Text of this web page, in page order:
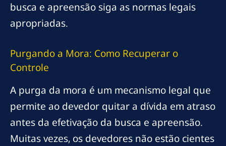
busca e apreensão siga as normas legais
apropriadas.
Purgando a Mora: Como Recuperar o
Controle
A purga da mora é um mecanismo legal que
permite ao devedor quitar a dívida em atraso
antes da efetivação da busca e apreensão.
Muitas vezes, os devedores não estão cientes